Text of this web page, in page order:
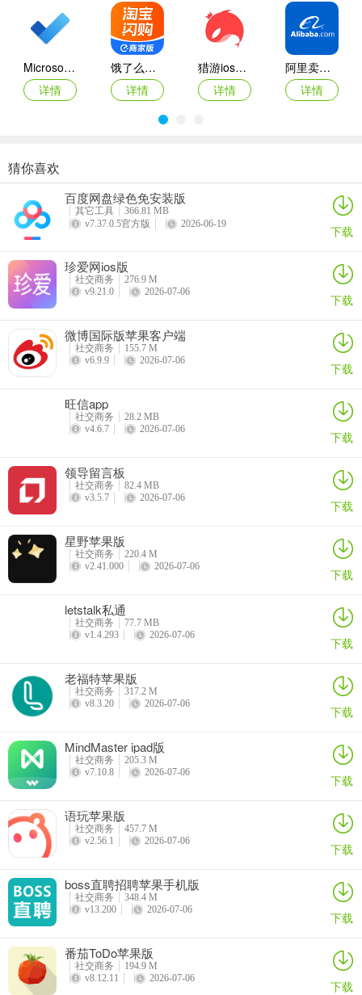
沟通与决策
【高效沟通】配合群文件共享、演示文档和分享屏幕更高效
3、全面保护企业客户信息
【客户保护】未经授权员工无法删除好友、退出或解散群
【业务转移】 工作一键转移，客户关系历史信息无缝移交
4、办公协同更便捷
【组织架构统一管理】企业组织架构，无需加好友即可找到内部联系
【轻量OA应用】考勤、邮箱及广播功能，达成高效便捷的办公体验
v6.9.5版本
修复一些已知问题。
Microsoft To-Do苹果版
详情
饿了么商家版ipad版
详情
猎游ios版本
详情
阿里卖家苹果版
详情
奋斗在韩国ios版
详情
百变大侦探iOS
详情
默往苹果手机版
钉钉ipad版
猜你喜欢
百度网盘绿色免安装版
其它工具
366.81 MB
v7.37.0.5官方版
2026-06-19 下载
珍爱网ios版
社交商务
276.9 M
v9.21.0
2026-07-06 下载
微博国际版苹果客户端
社交商务
155.7 M
v6.9.9
2026-07-06 下载
旺信app
社交商务
28.2 MB
v4.6.7
2026-07-06 下载
领导留言板
社交商务
82.4 MB
v3.5.7
2026-07-06 下载
星野苹果版
社交商务
220.4 M
v2.41.000
2026-07-06 下载
letstalk私通
社交商务
77.7 MB
v1.4.293
2026-07-06 下载
老福特苹果版
社交商务
317.2 M
v8.3.20
2026-07-06 下载
MindMaster ipad版
社交商务
205.3 M
v7.10.8
2026-07-06 下载
语玩苹果版
社交商务
457.7 M
v2.56.1
2026-07-06 下载
boss直聘招聘苹果手机版
社交商务
348.4 M
v13.200
2026-07-06 下载
番茄ToDo苹果版
社交商务
194.9 M
v8.12.11
2026-07-06 下载